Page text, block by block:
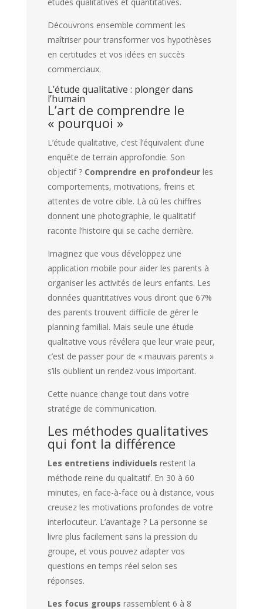
études qualitatives et quantitatives.
Découvrons ensemble comment les
maîtriser pour transformer vos hypothèses
en certitudes et vos idées en succès
commerciaux.
L’étude qualitative : plonger dans
l’humain
L’art de comprendre le
« pourquoi »
L’étude qualitative, c’est l’équivalent d’une
enquête de terrain approfondie. Son
objectif ? Comprendre en profondeurles
comportements, motivations, freins et
attentes de votre cible. Là où les chiffres
donnent une photographie, le qualitatif
raconte l’histoire qui se cache derrière.
Imaginez que vous développez une
application mobile pour aider les parents à
organiser les activités de leurs enfants. Les
données quantitatives vous diront que 67%
des parents trouvent difficile de gérer le
planning familial. Mais seule une étude
qualitative vous révélera que leur vraie peur,
c’est de passer pour de « mauvais parents »
s’ils oublient un rendez-vous important.
Cette nuance change tout dans votre
stratégie de communication.
Les méthodes qualitatives
qui font la différence
Les entretiens individuels restent la
méthode reine du qualitatif. En 30 à 60
minutes, en face-à-face ou à distance, vous
creusez les motivations profondes de votre
interlocuteur. L’avantage ? La personne se
livre plus facilement sans la pression du
groupe, et vous pouvez adapter vos
questions en temps réel selon ses
réponses.
Les focus groups rassemblent 6 à 8